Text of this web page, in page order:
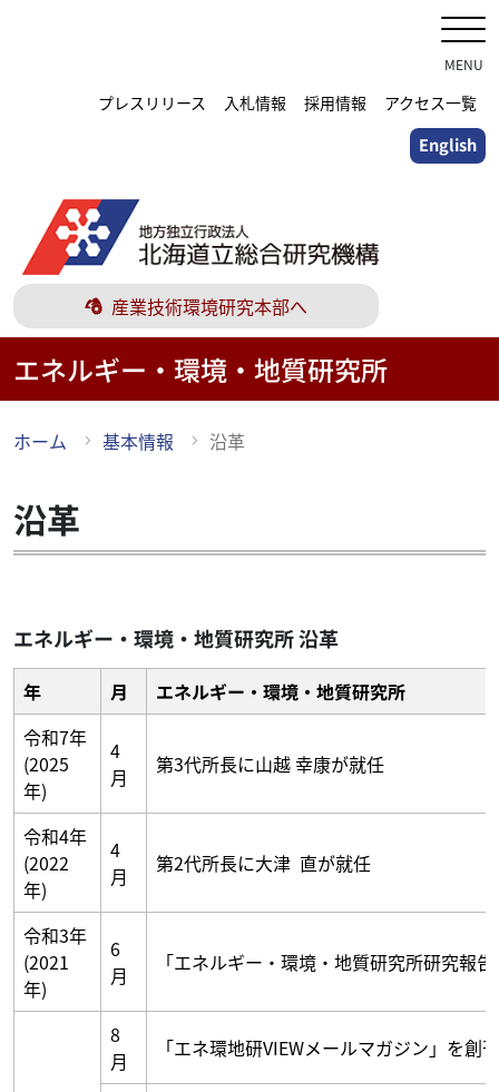
プ
プレスリリース 入札情報 採用情報 アクセス一覧
English
MENU
産業技術環境研究本部へ
エネルギー・環境・地質研究所
ホーム 基本情報 沿革
沿革
エネルギー・環境・地質研究所 沿革
年 月
エネルギー・環境・地質研究所
令和7年
(2025
年)
4
月
第3代所長に山越 幸康が就任
令和4年
(2022
年)
4
月
第2代所長に大津 直が就任
令和3年
(2021
年)
6
月
「エネルギー・環境・地質研究所研究報
8
月
「エネ環地研VIEWメールマガジン」を創刊